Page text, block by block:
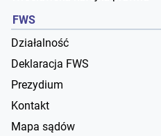
FWS
Działalność
Deklaracja FWS
Prezydium
Kontakt
Mapa sądów